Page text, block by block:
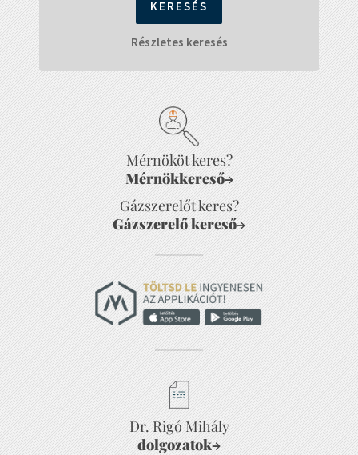
Részletes keresés
Mérnököt keres?
Mérnökkereső→
Gázszerelőt keres?
Gázszerelő kereső→
Dr. Rigó Mihály
dolgozatok→